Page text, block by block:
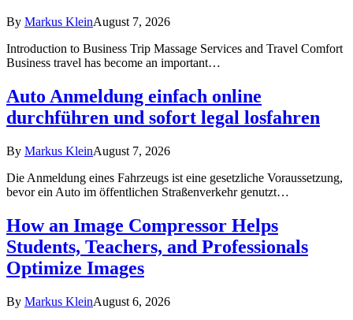
By Markus KleinAugust 7, 2026
Introduction to Business Trip Massage Services and Travel Comfort
Business travel has become an important…
Auto Anmeldung einfach online
durchführen und sofort legal losfahren
By Markus KleinAugust 7, 2026
Die Anmeldung eines Fahrzeugs ist eine gesetzliche Voraussetzung,
bevor ein Auto im öffentlichen Straßenverkehr genutzt…
How an Image Compressor Helps
Students, Teachers, and Professionals
Optimize Images
By Markus KleinAugust 6, 2026